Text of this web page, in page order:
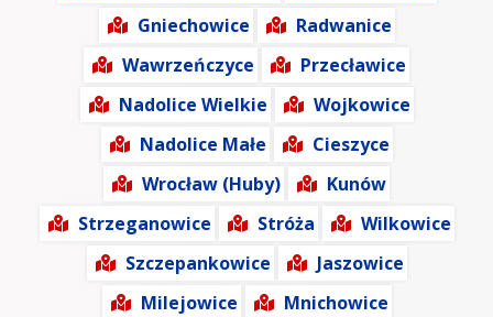
Gniechowice
Radwanice
Wawrzeńczyce
Przecławice
Nadolice Wielkie
Wojkowice
Nadolice Małe
Cieszyce
Wrocław (Huby)
Kunów
Strzeganowice
Stróża
Wilkowice
Szczepankowice
Jaszowice
Milejowice
Mnichowice